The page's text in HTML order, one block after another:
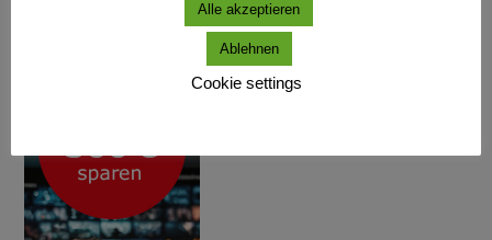
Alle akzeptieren
Ablehnen
Cookie settings